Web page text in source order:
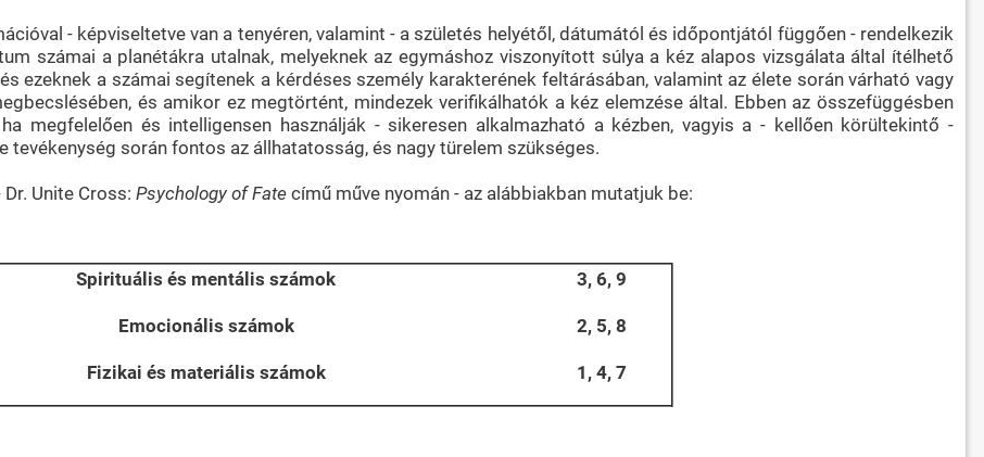
- képviseltetve van a tenyéren, valamint - a születés helyétől, dátumától és időpontjától függően - rendelkezik
számai a planétákra utalnak, melyeknek az egymáshoz viszonyított súlya a kéz alapos vizsgálata által ítélhető
ezeknek a számai segítenek a kérdéses személy karakterének feltárásában, valamint az élete során várható vagy
és amikor ez megtörtént, mindezek verifikálhatók a kéz elemzése által. Ebben az összefüggésben
megfelelően és intelligensen használják - sikeresen alkalmazható a kézben, vagyis a - kellően körültekintő -
során fontos az állhatatosság, és nagy türelem szükséges.
Unite Cross: Psychology of Fatecímű műve nyomán - az alábbiakban mutatjuk be:
Spirituális és mentális számok 3, 6, 9
Emocionális számok 2, 5, 8
Fizikai és materiális számok 1, 4, 7